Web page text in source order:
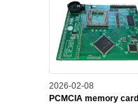
2026-02-08
PCMCIA memory card